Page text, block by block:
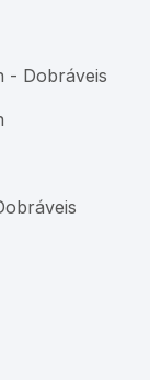
- Dobráveis